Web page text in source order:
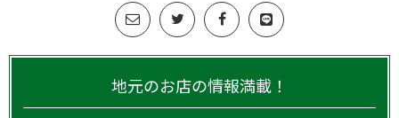
地元のお店の情報満載！